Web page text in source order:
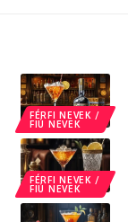
FÉRFI NEVEK /
FIÚ NEVEK
FÉRFI NEVEK /
FIÚ NEVEK